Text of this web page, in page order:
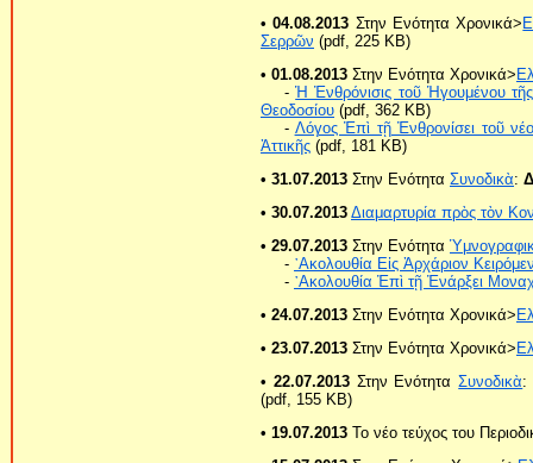
• 04.08.2013 Στην Ενότητα Χρονικά>
Σερρῶν (pdf, 225 KB)
• 01.08.2013 Στην Ενότητα Χρονικά>
-Ἡ Ἐνθρόνισις τοῦ Ἡγουμένου
Θεοδοσίου (pdf, 362 KB)
- Λόγος Ἐπὶ τῇ Ἐνθρονίσει τοῦ
Ἀττικῆς (pdf, 181 KB)
• 31.07.2013 Στην Ενότητα Συνοδικὰ:
• 30.07.2013 Διαμαρτυρία πρὸς τὸν
• 29.07.2013 Στην Ενότητα
- ᾿Ακολουθία Εἰς Ἀρχάριον
- ᾿Ακολουθία Ἐπὶ τῇ Ἐνάρξει
• 24.07.2013 Στην Ενότητα Χρονικά>
• 23.07.2013 Στην Ενότητα Χρονικά>
• 22.07.2013Στην ΕνότηταΣυνοδικὰ
(pdf, 155 KB)
• 19.07.2013 Το νέο τεύχος του